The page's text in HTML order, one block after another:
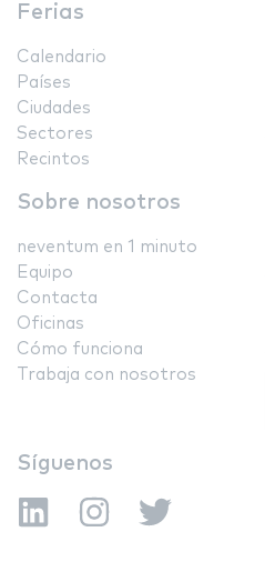
Ferias
Calendario
Países
Ciudades
Sectores
Recintos
Sobre nosotros
neventum en 1 minuto
Equipo
Contacta
Oficinas
Cómo funciona
Trabaja con nosotros
Síguenos